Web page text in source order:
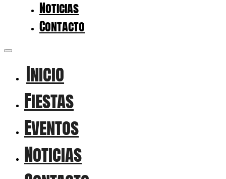
Noticias
Contacto
Inicio
Fiestas
Eventos
Noticias